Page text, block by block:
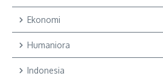
Ekonomi
Humaniora
Indonesia